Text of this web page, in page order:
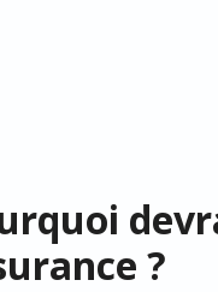
?